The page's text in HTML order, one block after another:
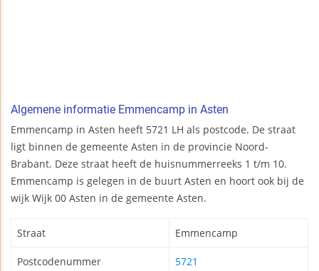
Algemene informatie Emmencamp in Asten
Emmencamp in Asten heeft 5721 LH als postcode. De straat
ligt binnen de gemeente Asten in de provincie Noord-
Brabant. Deze straat heeft de huisnummerreeks 1 t/m 10.
Emmencamp is gelegen in de buurt Asten en hoort ook bij de
wijk Wijk 00 Asten in de gemeente Asten.
Straat Emmencamp
Postcodenummer 5721